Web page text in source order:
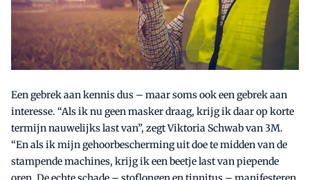
Een gebrek aan kennis dus – maar soms ook een gebrek aan
interesse. “Als ik nu geen masker draag, krijg ik daar op korte
termijn nauwelijks last van”, zegt Viktoria Schwab van 3M.
“En als ik mijn gehoorbescherming uit doe te midden van de
stampende machines, krijg ik een beetje last van piepende